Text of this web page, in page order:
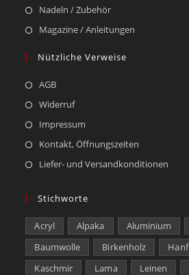
Nadeln / Zubehör
Magazine / Anleitungen
Nützliche Verweise
AGB
Widerruf
Impressum
Kontakt, Öffnungszeiten
Liefer- und Versandkonditionen
Stichworte
Acryl Alpaka Aluminium
Baumwolle
Birkenholz Hanf
Kaschmir
Lama Leinen